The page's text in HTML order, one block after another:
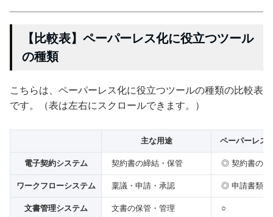
【比較表】ペーパーレス化に役立つツール
の種類
こちらは、ペーパーレス化に役立つツールの種類の比較表
です。（表は左右にスクロールできます。）
主な用途 ペーパーレス
電子契約システム 契約書の締結・保管 ◎ 契約書のみ
ワークフローシステム 稟議・申請・承認 ◎ 申請書類
文書管理システム 文書の保管・管理 ○